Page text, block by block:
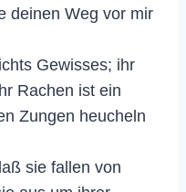
deinen Weg vor mir
Gewisses; ihr
Rachen ist ein
Zungen heucheln
sie fallen von